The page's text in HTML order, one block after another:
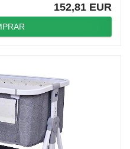
152,81 EUR